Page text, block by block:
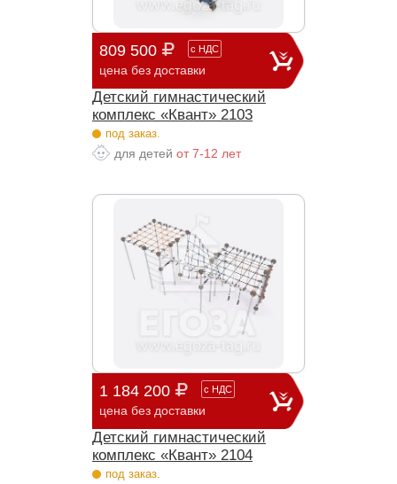
809 500 с НДС
цена без доставки
Детский гимнастический
комплекс «Квант» 2103
под заказ.
для детей от 7-12 лет
1 184 200 с НДС
цена без доставки
Детский гимнастический
комплекс «Квант» 2104
под заказ.